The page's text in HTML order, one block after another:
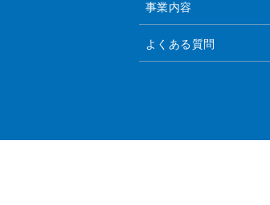
事業内容
よくある質問